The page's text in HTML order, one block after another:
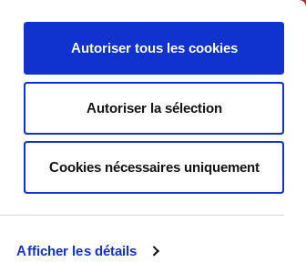
Afficher les détails
Autoriser tous les cookies
Autoriser la sélection
Cookies nécessaires uniquement
Français
Société